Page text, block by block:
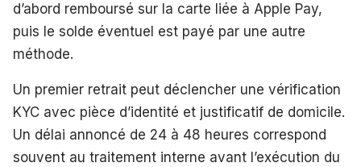
d’abord remboursé sur la carte liée à Apple Pay,
puis le solde éventuel est payé par une autre
méthode.
Un premier retrait peut déclencher une vérification
KYC avec pièce d’identité et justificatif de domicile.
Un délai annoncé de 24 à 48 heures correspond
souvent au traitement interne avant l’exécution du